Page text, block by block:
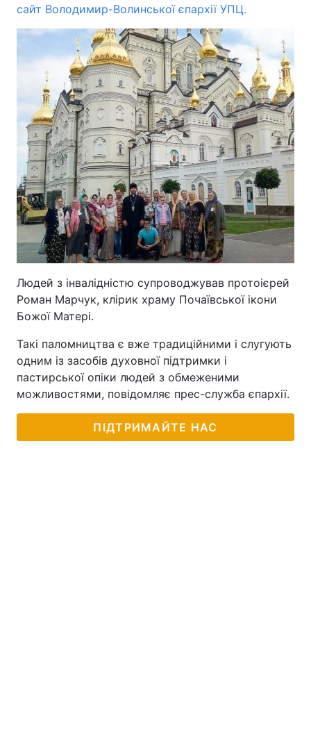
сайт Володимир-Волинської єпархії УПЦ.
Людей з інвалідністю супроводжував протоієрей
Роман Марчук, клірик храму Почаївської ікони
Божої Матері.
Такі паломництва є вже традиційними і слугують
одним із засобів духовної підтримки і
пастирської опіки людей з обмеженими
можливостями, повідомляє прес-служба єпархії.
ПІДТРИМАЙТЕ НАС